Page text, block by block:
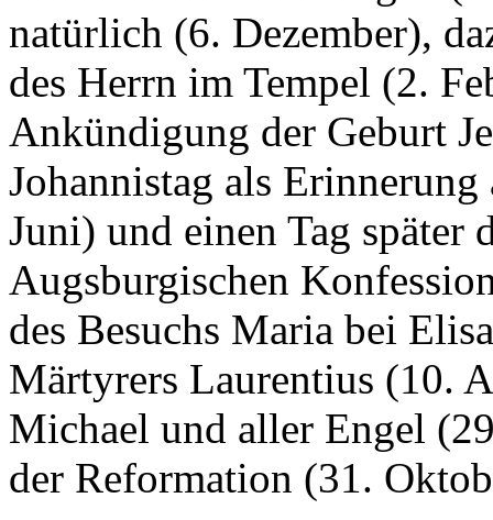
natürlich (6. Dezember),
des Herrn im Tempel (2.
Ankündigung der Geburt
Johannistag als
Juni) und einen Tag später
Augsburgischen
des Besuchs Maria bei
Märtyrers Laurentius (10.
Michael und aller Engel
der Reformation (31.